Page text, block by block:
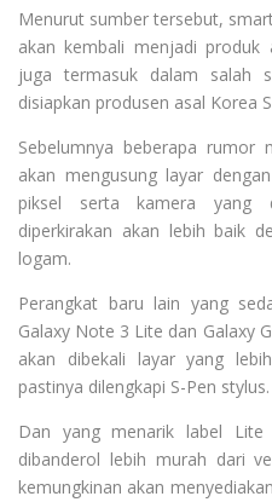
Menurut sumber tersebut,
akan kembali menjadi produk
juga termasuk dalam salah
disiapkan produsen asal Korea
Sebelumnya beberapa rumor
akan mengusung layar
piksel serta kamera yang
diperkirakan akan lebih baik
logam.
Perangkat baru lain yang
Galaxy Note 3 Lite dan Galaxy
akan dibekali layar yang
pastinya dilengkapi S-Pen stylus.
Dan yang menarik label
dibanderol lebih murah dari
kemungkinan akan